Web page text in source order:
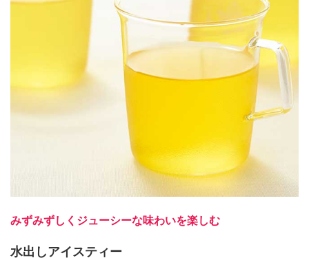
みずみずしくジューシーな味わいを楽しむ
水出しアイスティー